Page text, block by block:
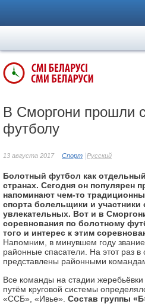
В Сморгони прошли
футболу
13 августа 2017 Спорт Русский
Болотный футбол как
странах. Сегодня он популярен
напоминают чем-то
спорта болельщики и
увлекательных. Вот и в
соревнования по болотному
того и интерес к этим
Напомним, в минувшем году
районные спасатели. На этот раз
представлены районными
Все команды на стадии
путём круговой системы
«ССБ», «Ивье». Состав группы